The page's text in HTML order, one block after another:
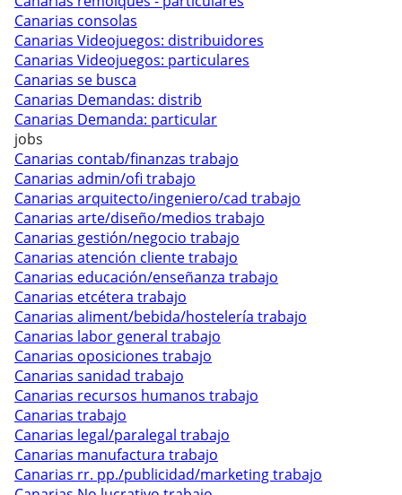
Canarias consolas
Canarias Videojuegos: distribuidores
Canarias Videojuegos: particulares
Canarias se busca
Canarias Demandas: distrib
Canarias Demanda: particular
jobs
Canarias contab/finanzas trabajo
Canarias admin/ofi trabajo
Canarias arquitecto/ingeniero/cad trabajo
Canarias arte/diseño/medios trabajo
Canarias gestión/negocio trabajo
Canarias atención cliente trabajo
Canarias educación/enseñanza trabajo
Canarias etcétera trabajo
Canarias aliment/bebida/hostelería trabajo
Canarias labor general trabajo
Canarias oposiciones trabajo
Canarias sanidad trabajo
Canarias recursos humanos trabajo
Canarias trabajo
Canarias legal/paralegal trabajo
Canarias manufactura trabajo
Canarias rr. pp./publicidad/marketing trabajo